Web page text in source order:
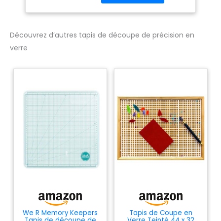
Découvrez d’autres tapis de découpe de précision en
verre
We R Memory Keepers Tapis de Coupe en